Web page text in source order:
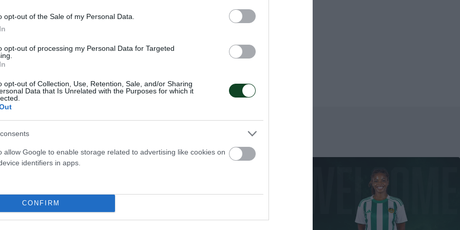
opt-out of the Sale of my Personal Data.
opt-out of processing my Personal Data for Targeted
opt-out of Collection, Use, Retention, Sale, and/or Sharing
Data that Is Unrelated with the Purposes for which it
allow Google to enable storage related to advertising like cookies on
identifiers in apps.
CONFIRM
και βρισκόταν μιλούσε συνεχώς για τον αγαπημένο του
και τον παρακολουθούσε ανελλιπώς. Έφυγε από τη ζωή σε
37 ετών από καρκίνο του πνεύμονα.